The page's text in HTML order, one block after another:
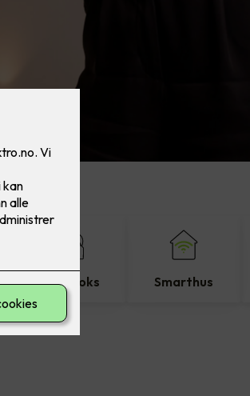
Ladeboks Smarthus